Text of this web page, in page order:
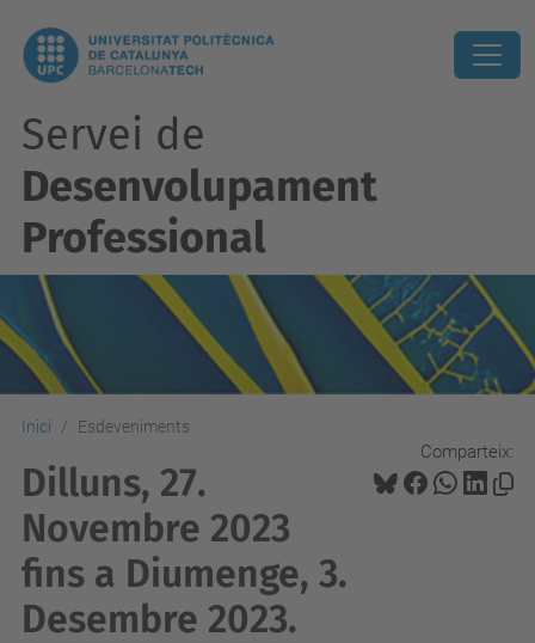
Servei de
Desenvolupament
Professional
Inici Esdeveniments
Comparteix:
Dilluns, 27.
Novembre 2023
fins a Diumenge, 3.
Desembre 2023.